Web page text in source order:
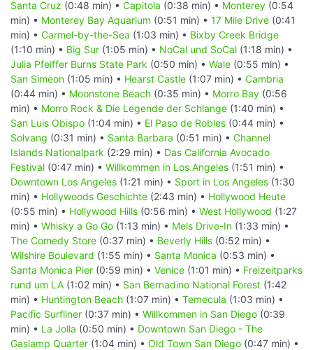
Santa Cruz (0:48 min) • Capitola (0:38 min) • Monterey (0:54
min) • Monterey Bay Aquarium (0:51 min) • 17 Mile Drive (0:41
min) • Carmel-by-the-Sea (1:03 min) • Bixby Creek Bridge
(1:10 min) • Big Sur (1:05 min) • NoCal und SoCal (1:18 min) •
Julia Pfeiffer Burns State Park (0:50 min) • Wale (0:55 min) •
San Simeon (1:05 min) • Hearst Castle (1:07 min) • Cambria
(0:44 min) • Moonstone Beach (0:35 min) • Morro Bay (0:56
min) • Morro Rock & Die Legende der Schlange (1:40 min) •
San Luis Obispo (1:04 min) • El Paso de Robles (0:44 min) •
Solvang (0:31 min) • Santa Barbara (0:51 min) • Channel
Islands Nationalpark (2:29 min) • Das California Avocado
Festival (0:47 min) • Willkommen in Los Angeles (1:51 min) •
Downtown Los Angeles (1:21 min) • Sport in Los Angeles (1:30
min) • Hollywoods Geschichte (2:43 min) • Hollywood Heute
(0:55 min) • Hollywood Hills (0:56 min) • West Hollywood (1:27
min) • Whisky a Go Go (1:13 min) • Mels Drive-In (1:33 min) •
The Comedy Store (0:37 min) • Beverly Hills (0:52 min) •
Wilshire Boulevard (1:55 min) • Santa Monica (0:53 min) •
Santa Monica Pier (0:59 min) • Venice (1:01 min) • Freizeitparks
rund um LA (1:02 min) • San Bernadino National Forest (1:42
min) • Huntington Beach (1:07 min) • Temecula (1:03 min) •
Pacific Surfliner (0:37 min) • Willkommen in San Diego (0:39
min) • La Jolla (0:50 min) • Downtown San Diego - The
Gaslamp Quarter (1:04 min) • Old Town San Diego (0:47 min) •